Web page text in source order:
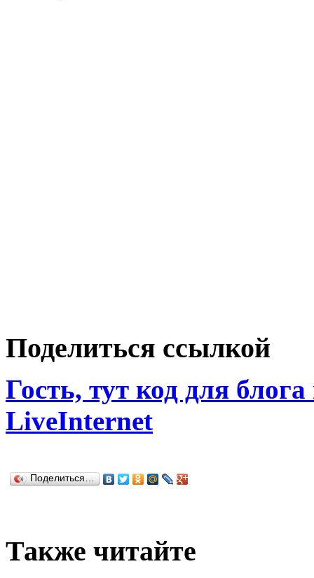
Поделиться ссылкой
Гость, тут код для
LiveInternet
Поделиться…
Также читайте